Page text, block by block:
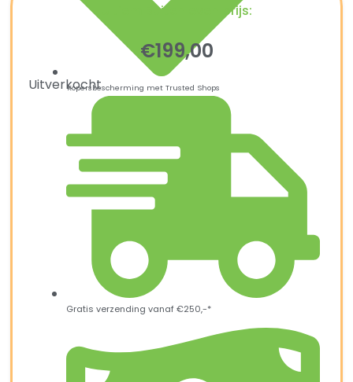
Kopersbescherming met Trusted Shops
Ultiem Buitenleven prijs:
€199,00
Uitverkocht
Gratis verzending vanaf €250,-*